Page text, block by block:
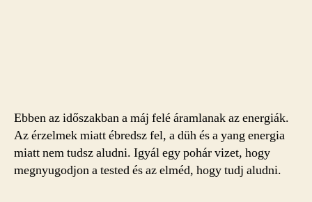
Ebben az időszakban a máj felé áramlanak az energiák.
Az érzelmek miatt ébredsz fel, a düh és a yang energia
miatt nem tudsz aludni. Igyál egy pohár vizet, hogy
megnyugodjon a tested és az elméd, hogy tudj aludni.